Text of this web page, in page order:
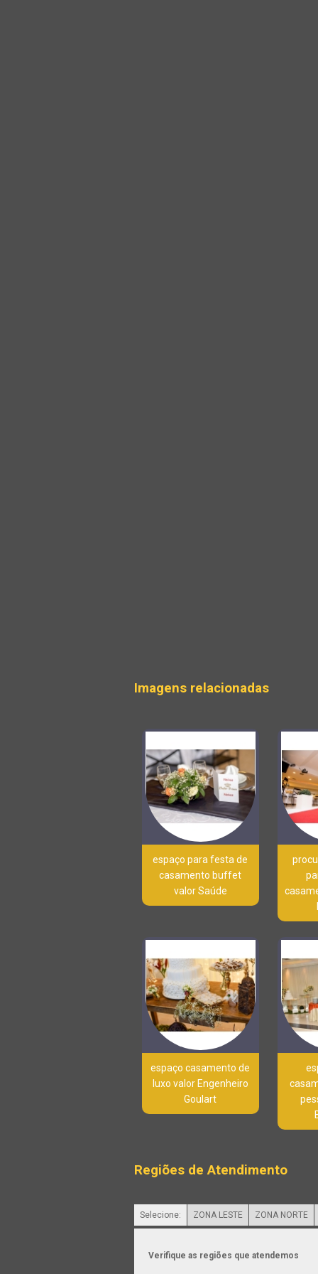
Imagens relacionadas
espaço para festa de
casamento buffet
valor Saúde
espaço casamento de
luxo valor Engenheiro
Goulart
Regiões de Atendimento
Selecione: ZONA LESTE ZONA NORTE
Verifique as regiões que atendemos